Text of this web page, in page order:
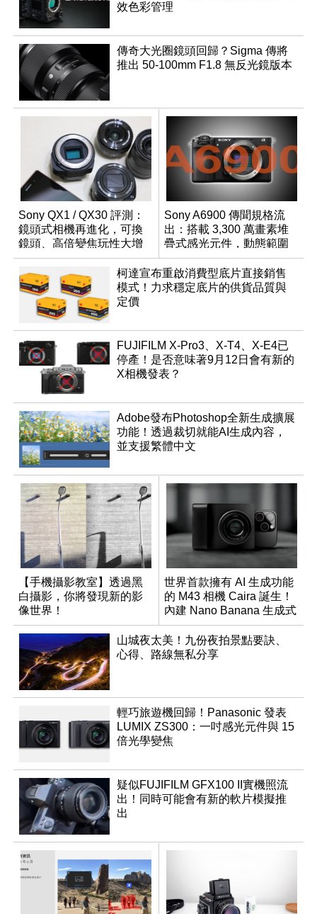
效色彩管理
傳奇大光圈鏡頭回歸？Sigma 傳將
推出 50-100mm F1.8 無反光鏡版本
Sony QX1 / QX30 評測：
鏡頭式相機再進化，可換
鏡頭、高倍變焦玩性大增
Sony A6900 傳聞規格流
出：搭載 3,300 萬畫素堆
疊式感光元件，動態範圍
超過 15 級
柯達宣布重啟消費型底片直接銷售
模式！力求穩定底片的供貨品質與
定價
FUJIFILM X-Pro3、X-T4、X-E4已
停產！是否意味著9月12日會有新的
X相機發表？
Adobe發布Photoshop全新生成擴展
功能！透過裁切就能AI生成內容，
並支援繁體中文
【手機攝影教室】透過黑
白攝影，你將發現新的影
像世界！
世界首款擁有 AI 生成功能
的 M43 相機 Caira 誕生！
內建 Nano Banana 生成式
AI
山城夜太美！九份夜拍景點要訣、
心得、路線無私分享
輕巧旅遊機回歸！Panasonic 發表
LUMIX ZS300：一吋感光元件與 15
倍光學變焦
疑似FUJIFILM GFX100 II實機照流
出！同時可能會有新的軟片模擬推
出